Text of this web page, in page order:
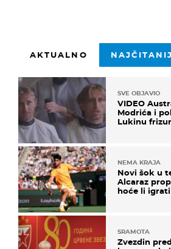
AKTUALNO
SVE OBJAVIO
VIDEO
Modrića i
Lukinu
NEMA KRAJA
Novi šok u
Alcaraz
hoće li igrati
SRAMOTA
Zvezdin